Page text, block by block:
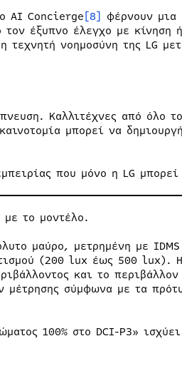
AI Concierge[8] φέρνουν μια
έξυπνο έλεγχο με κίνηση
νοημοσύνη της LG
Καλλιτέχνες από όλο
μπορεί να
που μόνο η LG
το μοντέλο.
μαύρο, μετρημένη με
(200 lux έως 500 lux).
και το περιβάλλον
σύμφωνα με τα
100% στο DCI-P3» ισχύει